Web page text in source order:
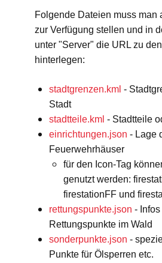
Folgende Dateien muss man
zur Verfügung stellen und in
unter "Server" die URL zu
hinterlegen:
stadtgrenzen.kml -
Stadt
stadtteile.kml - Stadtteile
einrichtungen.json - Lage
Feuerwehrhäuser
für den Icon-Tag
genutzt werden:
firestationFF und
rettungspunkte.json -
Rettungspunkte im Wald
sonderpunkte.json -
Punkte für Ölsperren etc.